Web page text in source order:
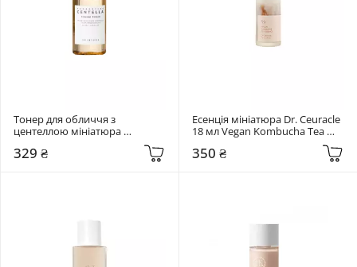
Тонер для обличчя з
центеллою мініатюра
SKIN1004 30 мл Madagascar
Centella Toning Toner
329 ₴
Есенція мініатюра Dr. Ceuracle
18 мл Vegan Kombucha Tea
350 ₴